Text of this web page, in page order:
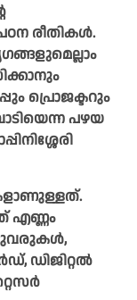
രീതികൾ.
പ്രൊജക്ടറും
പഴയ
എണ്ണം
ചുവരുകൾ,
ഡിജിറ്റൽ